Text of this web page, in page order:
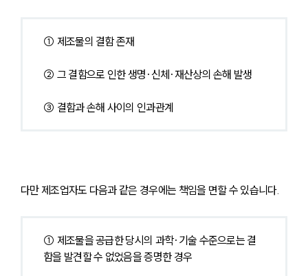
① 제조물의 결함 존재
② 그 결함으로 인한 생명·신체·재산상의 손해 발생
③ 결함과 손해 사이의 인과관계
다만 제조업자도 다음과 같은 경우에는 책임을 면할 수 있습니다.
① 제조물을 공급한 당시의 과학·기술 수준으로는 결
함을 발견할 수 없었음을 증명한 경우